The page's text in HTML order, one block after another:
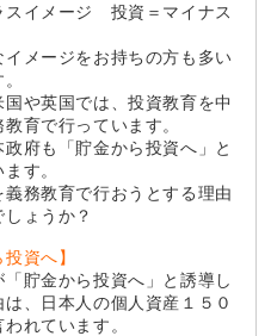
スイメージ 投資＝マイナス
イメージをお持ちの方も多い
国や英国では、投資教育を中
育で行っています。
府も「貯金から投資へ」と
す。
義務教育で行おうとする理由
ょうか？
投資へ】
「貯金から投資へ」と誘導し
は、日本人の個人資産１５０
れています。